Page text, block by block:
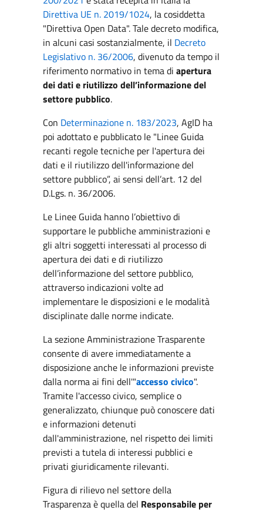
Direttiva UE n. 2019/1024, la cosiddetta
"Direttiva Open Data". Tale decreto modifica,
in alcuni casi sostanzialmente, il Decreto
Legislativo n. 36/2006, divenuto da tempo il
riferimento normativo in tema diapertura
dei dati e riutilizzo dell’informazione del
settore pubblico.
Con Determinazione n. 183/2023, AgID ha
poi adottato e pubblicato le "Linee Guida
recanti regole tecniche per l'apertura dei
dati e il riutilizzo dell'informazione del
settore pubblico”, ai sensi dell’art. 12 del
D.Lgs. n. 36/2006.
Le Linee Guida hanno l’obiettivo di
supportare le pubbliche amministrazioni e
gli altri soggetti interessati al processo di
apertura dei dati e di riutilizzo
dell’informazione del settore pubblico,
attraverso indicazioni volte ad
implementare le disposizioni e le modalità
disciplinate dalle norme indicate.
La sezione Amministrazione Trasparente
consente di avere immediatamente a
disposizione anche le informazioni previste
dalla norma ai fini dell'"accesso civico".
Tramite l'accesso civico, semplice o
generalizzato, chiunque può conoscere dati
e informazioni detenuti
dall'amministrazione, nel rispetto dei limiti
previsti a tutela di interessi pubblici e
privati giuridicamente rilevanti.
Figura di rilievo nel settore della
Trasparenza è quella del Responsabile per